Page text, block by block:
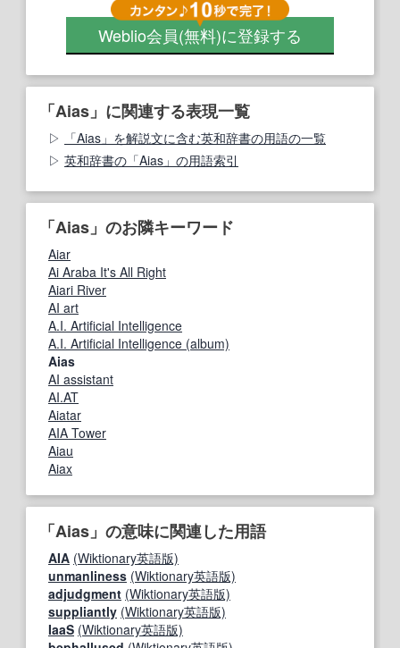
Weblio会員(無料)に登録する
「Aias」に関連する表現一覧
「Aias」を解説文に含む英和辞書の用語の一覧
英和辞書の「Aias」の用語索引
「Aias」のお隣キーワード
Aiar
Ai Araba It's All Right
Aiari River
AI art
A.I. Artificial Intelligence
A.I. Artificial Intelligence (album)
Aias
AI assistant
AI.AT
Aiatar
AIA Tower
Aiau
Aiax
「Aias」の意味に関連した用語
AIA (Wiktionary英語版)
unmanliness (Wiktionary英語版)
adjudgment (Wiktionary英語版)
suppliantly (Wiktionary英語版)
IaaS (Wiktionary英語版)